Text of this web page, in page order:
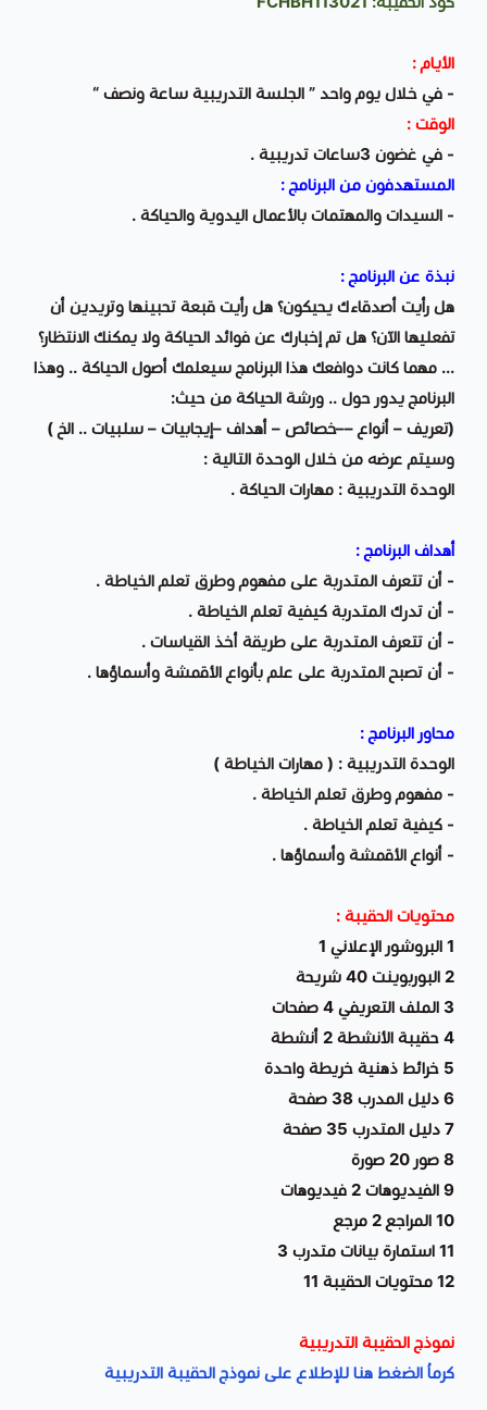
الأيام :
- في خلال يوم واحد ” الجلسة التدريبية ساعة ونصف “
الوقت :
- في غضون 3ساعات تدريبية .
المستهدفون من البرنامج :
- السيدات والمهتمات بالأعمال اليدوية والحياكة .
نبذة عن البرنامج :
هل رأيت أصدقاءك يحيكون؟ هل رأيت قبعة تحبينها وتريدين أن
تفعليها الآن؟ هل تم إخبارك عن فوائد الحياكة ولا يمكنك الانتظار؟
... مهما كانت دوافعك هذا البرنامج سيعلمك أصول الحياكة .. وهذا
البرنامج يدور حول .. ورشة الحياكة من حيث:
(تعريف – أنواع ––خصائص – أهداف –إيجابيات – سلبيات .. الخ )
وسيتم عرضه من خلال الوحدة التالية :
الوحدة التدريبية : مهارات الحياكة .
أهداف البرنامج :
- أن تتعرف المتدربة على مفهوم وطرق تعلم الخياطة .
- أن تدرك المتدربة كيفية تعلم الخياطة .
- أن تتعرف المتدربة على طريقة أخذ القياسات .
- أن تصبح المتدربة على علم بأنواع الأقمشة وأسماؤها .
محاور البرنامج :
الوحدة التدريبية : ( مهارات الخياطة )
- مفهوم وطرق تعلم الخياطة .
- كيفية تعلم الخياطة .
- أنواع الأقمشة وأسماؤها .
محتويات الحقيبة :
1 البروشور الإعلاني 1
2 البوربوينت 40 شريحة
3 الملف التعريفي 4 صفحات
4 حقيبة الأنشطة 2 أنشطة
5 خرائط ذهنية خريطة واحدة
6 دليل المدرب 38 صفحة
7 دليل المتدرب 35 صفحة
8 صور 20 صورة
9 الفيديوهات 2 فيديوهات
10 المراجع 2 مرجع
11 استمارة بيانات متدرب 3
12 محتويات الحقيبة 11
نموذج الحقيبة التدريبية
كرماُ الضغط هنا للإطلاع على نموذج الحقيبة التدريبية